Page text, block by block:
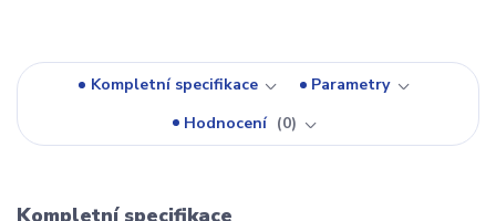
Kompletní specifikace
Parametry
Hodnocení
0
Kompletní specifikace